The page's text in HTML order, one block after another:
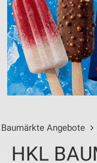
Baumärkte Angebote
HKL